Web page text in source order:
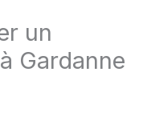
un
Gardanne